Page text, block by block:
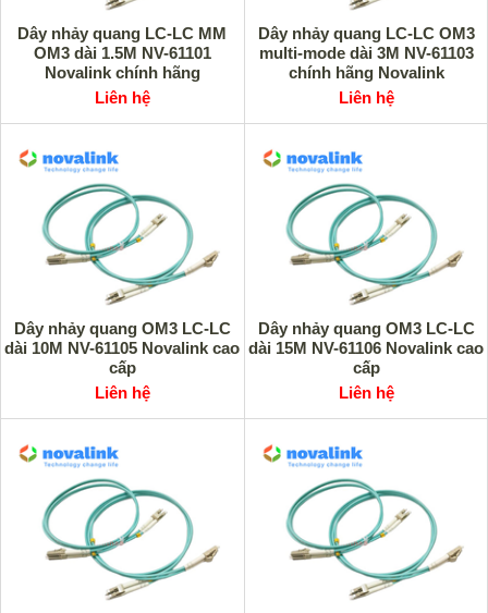
Dây nhảy quang LC-LC MM
OM3 dài 1.5M NV-61101
Novalink chính hãng
Liên hệ
Dây nhảy quang LC-LC OM3
multi-mode dài 3M NV-61103
chính hãng Novalink
Liên hệ
Dây nhảy quang OM3 LC-LC
dài 10M NV-61105 Novalink cao
cấp
Liên hệ
Dây nhảy quang OM3 LC-LC
dài 15M NV-61106 Novalink cao
cấp
Liên hệ